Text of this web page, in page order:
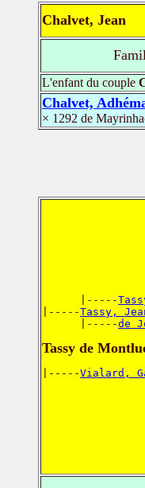
Chalvet, Jean
L'enfant du couple
Chalvet,
× 1292 de
      |-----
|-----Tassy,
      |-----
de
Tassy de
|-----Vialard,